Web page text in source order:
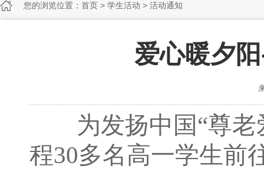
您的浏览位置： 首页 > 学生活动 > 活动通知
爱心暖夕
为发扬中国“尊老
程30多名高一学生前